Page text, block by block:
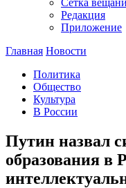
Сетка
Редакция
Приложение
Главная Новости
Политика
Общество
Культура
В России
Путин назвал
образования